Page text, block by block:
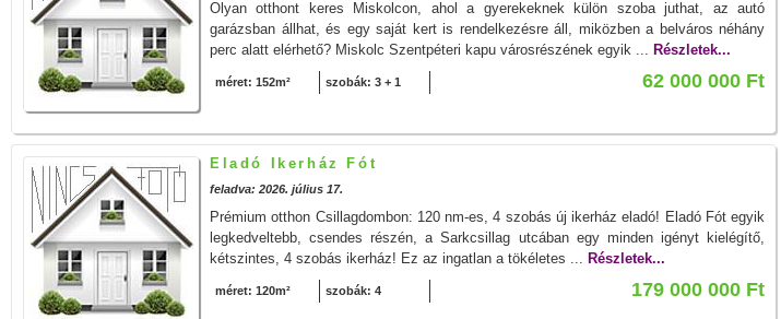
Olyan otthont keres Miskolcon, ahol a gyerekeknek külön szoba juthat, az autó
garázsban állhat, és egy saját kert is rendelkezésre áll, miközben a belváros néhány
perc alatt elérhető? Miskolc Szentpéteri kapu városrészének egyik ... Részletek...
méret: 152m² szobák: 3 + 1 62 000 000 Ft
Eladó Ikerház Fót
feladva: 2026. július 17.
Prémium otthon Csillagdombon: 120 nm-es, 4 szobás új ikerház eladó! Eladó Fót egyik
legkedveltebb, csendes részén, a Sarkcsillag utcában egy minden igényt kielégítő,
kétszintes, 4 szobás ikerház! Ez az ingatlan a tökéletes ... Részletek...
méret: 120m² szobák: 4 179 000 000 Ft